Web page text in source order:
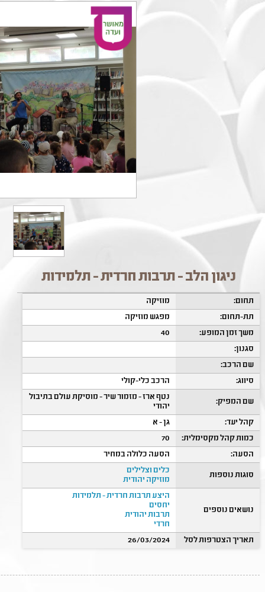
ניגון הלב - תרבות חרדית - תלמידות
תחום:
מוזיקה
תת-תחום:
מפגש מוזיקה
משך זמן המופע:
40
סגנון:
שם הרכב:
סיווג:
הרכב כלי-קולי
שם המפיק:
נטף ארז - מזמור שיר - מוסיקת עולם בתיבול
יהודי
קהל יעד:
גן - א
כמות קהל מקסימלית:
70
הסעה:
הסעה כלולה במחיר
סוגות נוספות
כלים וצלילים
מוזיקה יהודית
נושאים נוספים
היצע תרבות חרדית - תלמידות
יחסים
תרבות יהודית
חרדי
תאריך הצטרפות לסל
26/03/2024